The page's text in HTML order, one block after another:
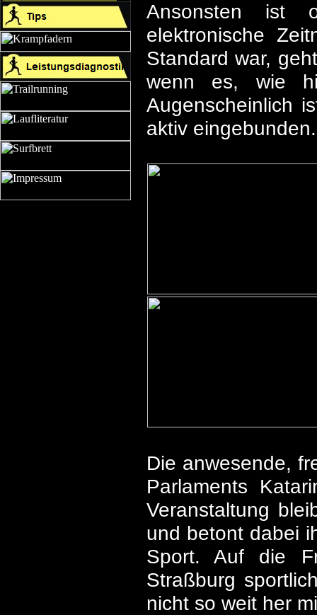
Ansonsten ist
elektronische
Standard war,
wenn es, wie
Augenscheinlich
aktiv eingebunden.
Die anwesende,
Parlaments
Veranstaltung
und betont dabei
Sport. Auf die
Straßburg
nicht so weit her